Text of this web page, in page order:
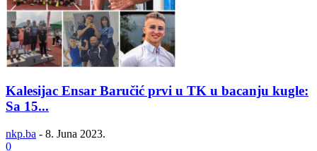
Kalesijac Ensar Baručić prvi u TK u bacanju kugle:
Sa 15...
nkp.ba - 8. Juna 2023.
0